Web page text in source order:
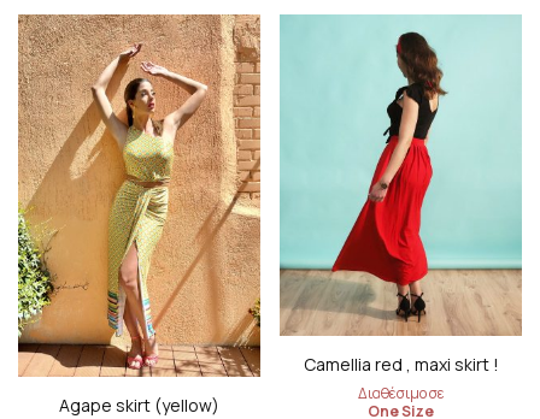
Agape skirt (yellow)
Camellia red , maxi skirt !
Διαθέσιμο σε
One Size